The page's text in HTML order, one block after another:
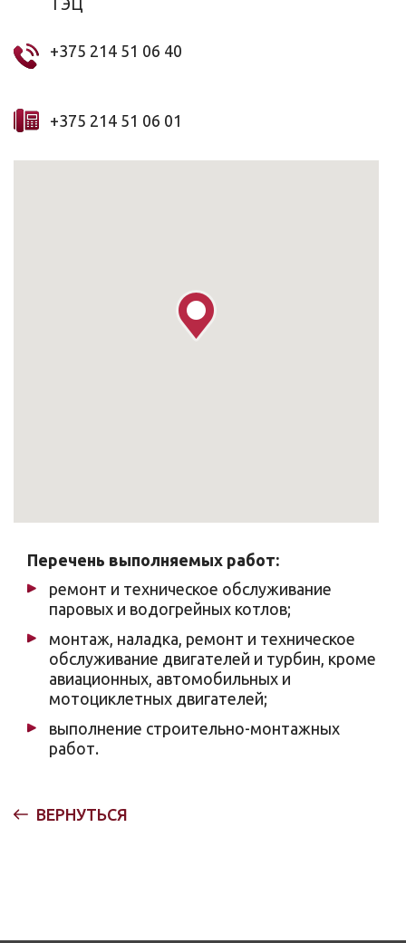
ТЭЦ
+375 214 51 06 40
+375 214 51 06 01
Перечень выполняемых работ:
ремонт и техническое обслуживание
паровых и водогрейных котлов;
монтаж, наладка, ремонт и техническое
обслуживание двигателей и турбин, кроме
авиационных, автомобильных и
мотоциклетных двигателей;
выполнение строительно-монтажных
работ.
ВЕРНУТЬСЯ